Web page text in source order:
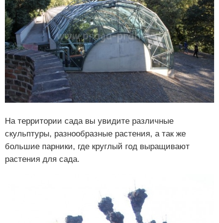
На территории сада вы увидите различные
скульптуры, разнообразные растения, а так же
большие парники, где круглый год выращивают
растения для сада.